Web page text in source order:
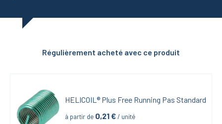
Régulièrement acheté avec ce produit
HELICOIL® Plus Free Running Pas Standard
à partir de 0,21 € / unité